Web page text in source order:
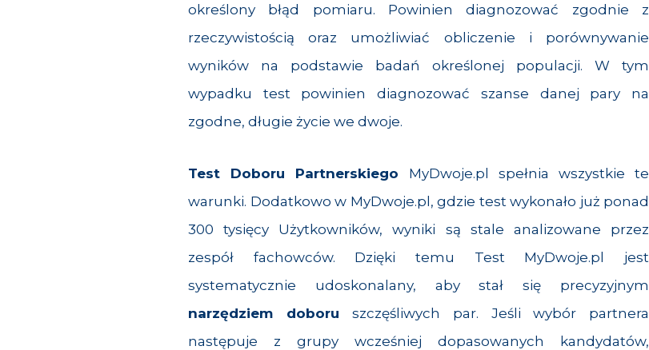
określony błąd pomiaru. Powinien diagnozować zgodnie z
rzeczywistością oraz umożliwiać obliczenie i porównywanie
wyników na podstawie badań określonej populacji. W tym
wypadku test powinien diagnozować szanse danej pary na
zgodne, długie życie we dwoje.
Test Doboru Partnerskiego MyDwoje.pl spełnia wszystkie te
warunki. Dodatkowo w MyDwoje.pl, gdzie test wykonało już ponad
300 tysięcy Użytkowników, wyniki są stale analizowane przez
zespół fachowców. Dzięki temu Test MyDwoje.pl jest
systematycznie udoskonalany, aby stał się precyzyjnym
narzędziem doboruszczęśliwych par. Jeśli wybór partnera
następuje z grupy wcześniej dopasowanych kandydatów,